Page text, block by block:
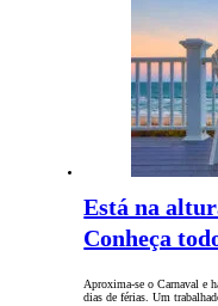
Está na
Conheça
Aproxima-se o Carnaval e
dias de férias. Um